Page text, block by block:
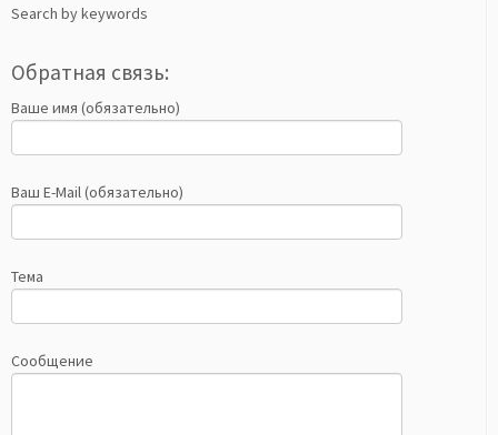
Search by keywords
Обратная связь:
Ваше имя (обязательно)
Ваш E-Mail (обязательно)
Тема
Сообщение